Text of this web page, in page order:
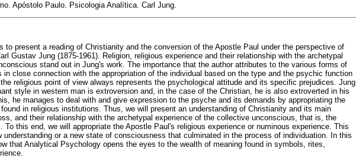
Apóstolo Paulo. Psicologia Analítica. Carl Jung.
to present a reading of Christianity and the conversion of the Apostle Paul under the perspective of
Gustav Jung (1875-1961). Religion, religious experience and their relationship with the archetypal
stand out in Jung's work. The importance that the author attributes to the various forms of
in close connection with the appropriation of the individual based on the type and the psychic function
religious point of view always represents the psychological attitude and its specific prejudices. Jung
style in western man is extroversion and, in the case of the Christian, he is also extroverted in his
he manages to deal with and give expression to the psyche and its demands by appropriating the
in religious institutions. Thus, we will present an understanding of Christianity and its main
and their relationship with the archetypal experience of the collective unconscious, that is, the
To this end, we will appropriate the Apostle Paul's religious experience or numinous experience. This
understanding or a new state of consciousness that culminated in the process of individuation. In this
that Analytical Psychology opens the eyes to the wealth of meaning found in symbols, rites,